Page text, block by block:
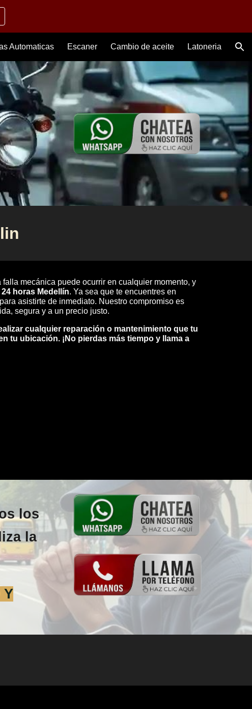
Automaticas Escaner Cambio de aceite Latoneria
falla mecánica puede ocurrir en cualquier momento, y
horas Medellín. Ya sea que te encuentres en
asistirte de inmediato. Nuestro compromiso es
segura y a un precio justo.
cualquier reparación o mantenimiento que tu
tu ubicación. ¡No pierdas más tiempo y llama a
los
la
Y